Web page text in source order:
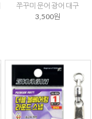
쭈꾸미 문어 광어 대구
3,500원